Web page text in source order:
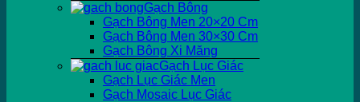
Gạch Bông
Gạch Bông Men 20×20 Cm
Gạch Bông Men 30×30 Cm
Gạch Bông Xi Măng
Gạch Lục Giác
Gạch Lục Giác Men
Gạch Mosaic Lục Giác